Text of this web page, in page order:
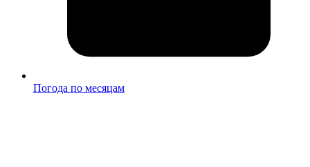
Погода по месяцам